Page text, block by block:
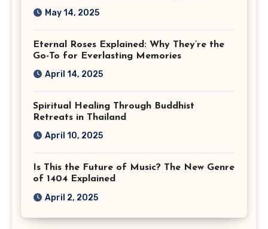
May 14, 2025
Eternal Roses Explained: Why They’re the
Go-To for Everlasting Memories
April 14, 2025
Spiritual Healing Through Buddhist
Retreats in Thailand
April 10, 2025
Is This the Future of Music? The New Genre
of 1404 Explained
April 2, 2025